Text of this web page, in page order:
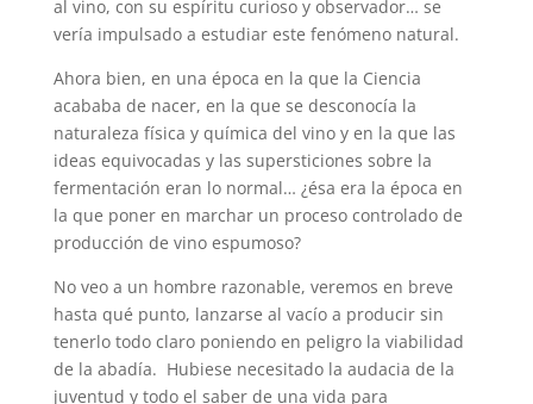
al vino, con su espíritu curioso y observador… se
vería impulsado a estudiar este fenómeno natural.
Ahora bien, en una época en la que la Ciencia
acababa de nacer, en la que se desconocía la
naturaleza física y química del vino y en la que las
ideas equivocadas y las supersticiones sobre la
fermentación eran lo normal… ¿ésa era la época en
la que poner en marchar un proceso controlado de
producción de vino espumoso?
No veo a un hombre razonable, veremos en breve
hasta qué punto, lanzarse al vacío a producir sin
tenerlo todo claro poniendo en peligro la viabilidad
de la abadía. Hubiese necesitado la audacia de la
juventud y todo el saber de una vida para